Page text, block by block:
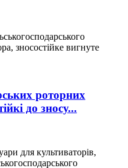
роторних
до зносу...